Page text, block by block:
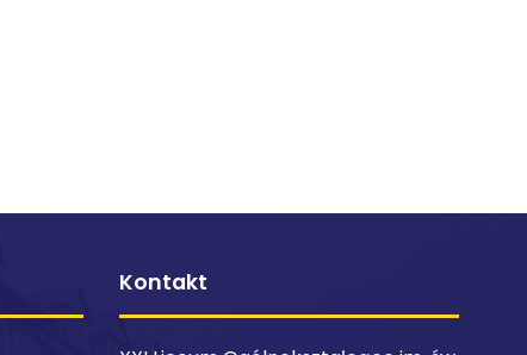
Kontakt